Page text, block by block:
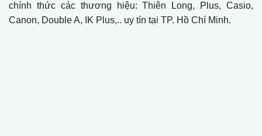
chính thức các thương hiệu: Thiên Long, Plus, Casio,
Canon, Double A, IK Plus,.. uy tín tại TP. Hồ Chí Minh.